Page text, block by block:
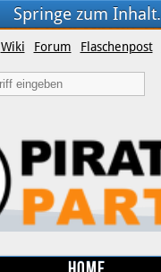
Springe zum Inhalt.
Wiki Forum Flaschenpost